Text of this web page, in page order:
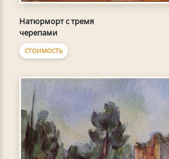
Натюрморт с тремя
черепами
СТОИМОСТЬ